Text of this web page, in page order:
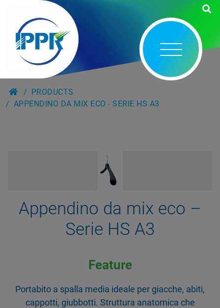
PRODUCTS
APPENDINO DA MIX ECO - SERIE HS A3
Appendino da mix eco –
Serie HS A3
Feature
Portabito a spalla media ideale per giacche, abiti,
cappotti, giubbotti. Struttura anatomica che